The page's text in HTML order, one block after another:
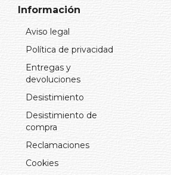
Información
Aviso legal
Política de privacidad
Entregas y
devoluciones
Desistimiento
Desistimiento de
compra
Reclamaciones
Cookies